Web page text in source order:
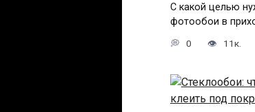
С какой целью
фотообои в
0 11к.